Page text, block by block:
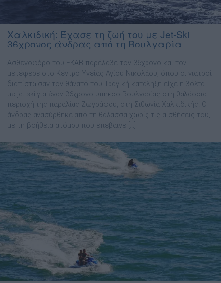
Χαλκιδική: Έχασε τη ζωή του με Jet-Ski
36χρονος άνδρας από τη Βουλγαρία
Ασθενοφόρο του ΕΚΑΒ παρέλαβε τον 36χρονο και τον
μετέφερε στο Κέντρο Υγείας Αγίου Νικολάου, όπου οι γιατροί
διαπίστωσαν τον θάνατό του Τραγική κατάληξη είχε η βόλτα
με jet ski για έναν 36χρονο υπήκοο Βουλγαρίας στη θαλάσσια
περιοχή της παραλίας Ζωγράφου, στη Σιθωνία Χαλκιδικής. Ο
άνδρας ανασύρθηκε από τη θάλασσα χωρίς τις αισθήσεις του,
με τη βοήθεια ατόμου που επέβαινε […]